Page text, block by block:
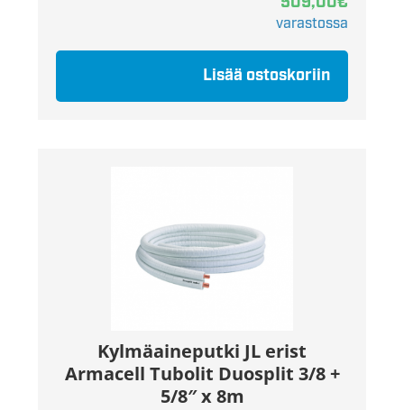
varastossa
Lisää ostoskoriin
Kylmäaineputki JL erist
Armacell Tubolit Duosplit 3/8 +
5/8″ x 8m